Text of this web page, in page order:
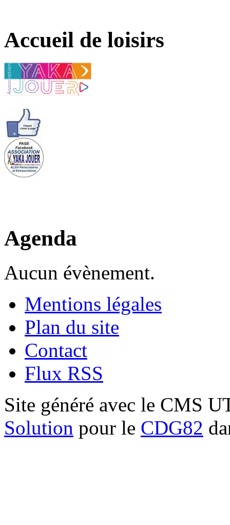
Accueil de loisirs
Agenda
Aucun évènement.
Mentions légales
Plan du site
Contact
Flux RSS
Site généré avec le CMS
Solution pour le CDG82